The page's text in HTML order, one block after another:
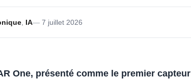
7 juillet 2026
IA
One, présenté comme le premier capteur